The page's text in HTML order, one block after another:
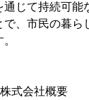
じて持続可能
、市民の暮ら
式会社概要